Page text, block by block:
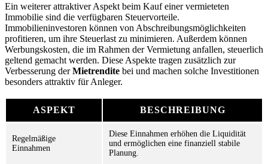
Ein weiterer attraktiver Aspekt beim Kauf einer vermieteten
Immobilie sind die verfügbaren Steuervorteile.
Immobilieninvestoren können von Abschreibungsmöglichkeiten
profitieren, um ihre Steuerlast zu minimieren. Außerdem können
Werbungskosten, die im Rahmen der Vermietung anfallen, steuerlich
geltend gemacht werden. Diese Aspekte tragen zusätzlich zur
Verbesserung derMietrendite bei und machen solche Investitionen
besonders attraktiv für Anleger.
ASPEKT BESCHREIBUNG
Regelmäßige
Einnahmen
Diese Einnahmen erhöhen die Liquidität
und ermöglichen eine finanziell stabile
Planung.